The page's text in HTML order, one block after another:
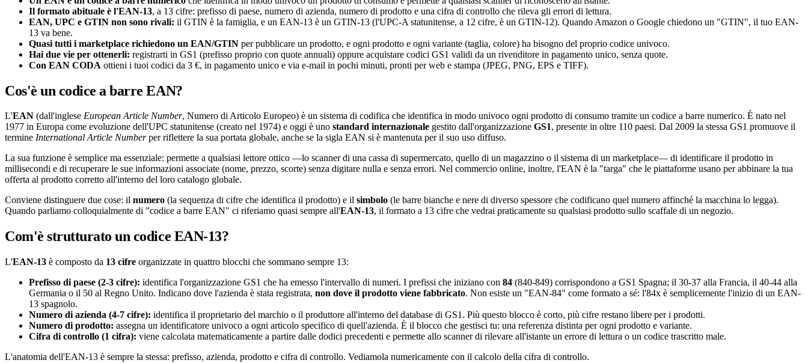
Il formato abituale è l'EAN-13, a 13 cifre: prefisso di paese, numero di azienda, numero di prodotto e una cifra di controllo che rileva gli errori di lettura.
EAN, UPC e GTIN non sono rivali: il GTIN è la famiglia, e un EAN-13 è un GTIN-13 (l'UPC-A statunitense, a 12 cifre, è un GTIN-12). Quando Amazon o Google chiedono un "GTIN", il tuo EAN-
13 va bene.
Quasi tutti i marketplace richiedono un EAN/GTIN per pubblicare un prodotto, e ogni prodotto e ogni variante (taglia, colore) ha bisogno del proprio codice univoco.
Hai due vie per ottenerli: registrarti in GS1 (prefisso proprio con quote annuali) oppure acquistare codici GS1 validi da un rivenditore in pagamento unico, senza quote.
Con EAN CODA ottieni i tuoi codici da 3 €, in pagamento unico e via e-mail in pochi minuti, pronti per web e stampa (JPEG, PNG, EPS e TIFF).
Cos'è un codice a barre EAN?
L'EAN (dall'inglese European Article Number, Numero di Articolo Europeo) è un sistema di codifica che identifica in modo univoco ogni prodotto di consumo tramite un codice a barre numerico. È nato nel
1977 in Europa come evoluzione dell'UPC statunitense (creato nel 1974) e oggi è uno standard internazionale gestito dall'organizzazione GS1, presente in oltre 110 paesi. Dal 2009 la stessa GS1 promuove il
termine International Article Numberper riflettere la sua portata globale, anche se la sigla EAN si è mantenuta per il suo uso diffuso.
La sua funzione è semplice ma essenziale: permette a qualsiasi lettore ottico —lo scanner di una cassa di supermercato, quello di un magazzino o il sistema di un marketplace— di identificare il prodotto in
millisecondi e di recuperare le sue informazioni associate (nome, prezzo, scorte) senza digitare nulla e senza errori. Nel commercio online, inoltre, l'EAN è la "targa" che le piattaforme usano per abbinare la tua
offerta al prodotto corretto all'interno del loro catalogo globale.
Conviene distinguere due cose: il numero (la sequenza di cifre che identifica il prodotto) e il simbolo (le barre bianche e nere di diverso spessore che codificano quel numero affinché la macchina lo legga).
Quando parliamo colloquialmente di "codice a barre EAN" ci riferiamo quasi sempre all'EAN-13, il formato a 13 cifre che vedrai praticamente su qualsiasi prodotto sullo scaffale di un negozio.
Com'è strutturato un codice EAN-13?
L'EAN-13 è composto da 13 cifre organizzate in quattro blocchi che sommano sempre 13:
Prefisso di paese (2-3 cifre): identifica l'organizzazione GS1 che ha emesso l'intervallo di numeri. I prefissi che iniziano con 84 (840-849) corrispondono a GS1 Spagna; il 30-37 alla Francia, il 40-44 alla
Germania o il 50 al Regno Unito. Indicano dove l'azienda è stata registrata, non dove il prodotto viene fabbricato. Non esiste un "EAN-84" come formato a sé: l'84x è semplicemente l'inizio di un EAN-
13 spagnolo.
Numero di azienda (4-7 cifre): identifica il proprietario del marchio o il produttore all'interno del database di GS1. Più questo blocco è corto, più cifre restano libere per i prodotti.
Numero di prodotto: assegna un identificatore univoco a ogni articolo specifico di quell'azienda. È il blocco che gestisci tu: una referenza distinta per ogni prodotto e variante.
Cifra di controllo (1 cifra): viene calcolata matematicamente a partire dalle dodici precedenti e permette allo scanner di rilevare all'istante un errore di lettura o un codice trascritto male.
L'anatomia dell'EAN-13 è sempre la stessa: prefisso, azienda, prodotto e cifra di controllo. Vediamola numericamente con il calcolo della cifra di controllo.